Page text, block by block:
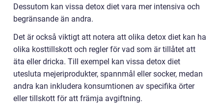
Dessutom kan vissa detox diet vara mer intensiva och
begränsande än andra.
Det är också viktigt att notera att olika detox diet kan ha
olika kosttillskott och regler för vad som är tillåtet att
äta eller dricka. Till exempel kan vissa detox diet
utesluta mejeriprodukter, spannmål eller socker, medan
andra kan inkludera konsumtionen av specifika örter
eller tillskott för att främja avgiftning.